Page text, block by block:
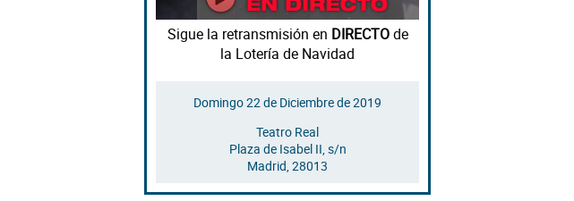
Sigue la retransmisión en DIRECTOde
la Lotería de Navidad
Domingo 22 de Diciembre de 2019
Teatro Real
Plaza de Isabel II, s/n
Madrid,28013